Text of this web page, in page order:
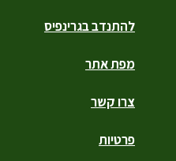
להתנדב בגרינפיס
מפת אתר
צרו קשר
פרטיות